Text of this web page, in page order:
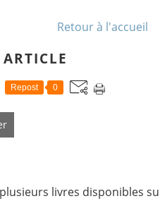
Retour à l'accueil
Repost 0
livres disponibles